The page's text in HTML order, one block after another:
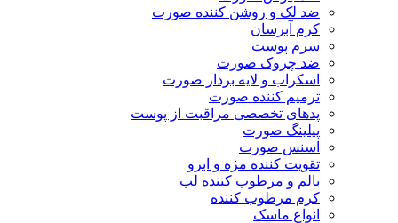
ضد لک و روشن کننده صورت
کرم آبرسان
سرم پوست
ضد چروک صورت
اسکراب و لایه بردار صورت
ترمیم کننده صورت
پدهای تخصصی مراقبت از پوست
پیلینگ صورت
اسنس صورت
تقویت کننده مژه و ابرو
بالم و مرطوب کننده لب
کرم مرطوب کننده
انواع ماسک